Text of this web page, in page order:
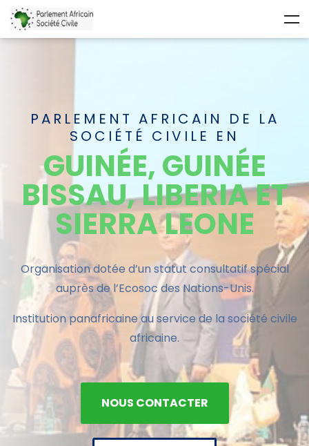
PARLEMENT AFRICAIN DE LA
SOCIÉTÉ CIVILE EN
GUINÉE, GUINÉE
BISSAU, LIBERIA ET
SIERRA LEONE
Organisation dotée d’un statut consultatifspécial
auprès de l’Ecosoc des Nations-Unis.
Institution panafricaine au service de la société civile
africaine.
NOUS CONTACTER